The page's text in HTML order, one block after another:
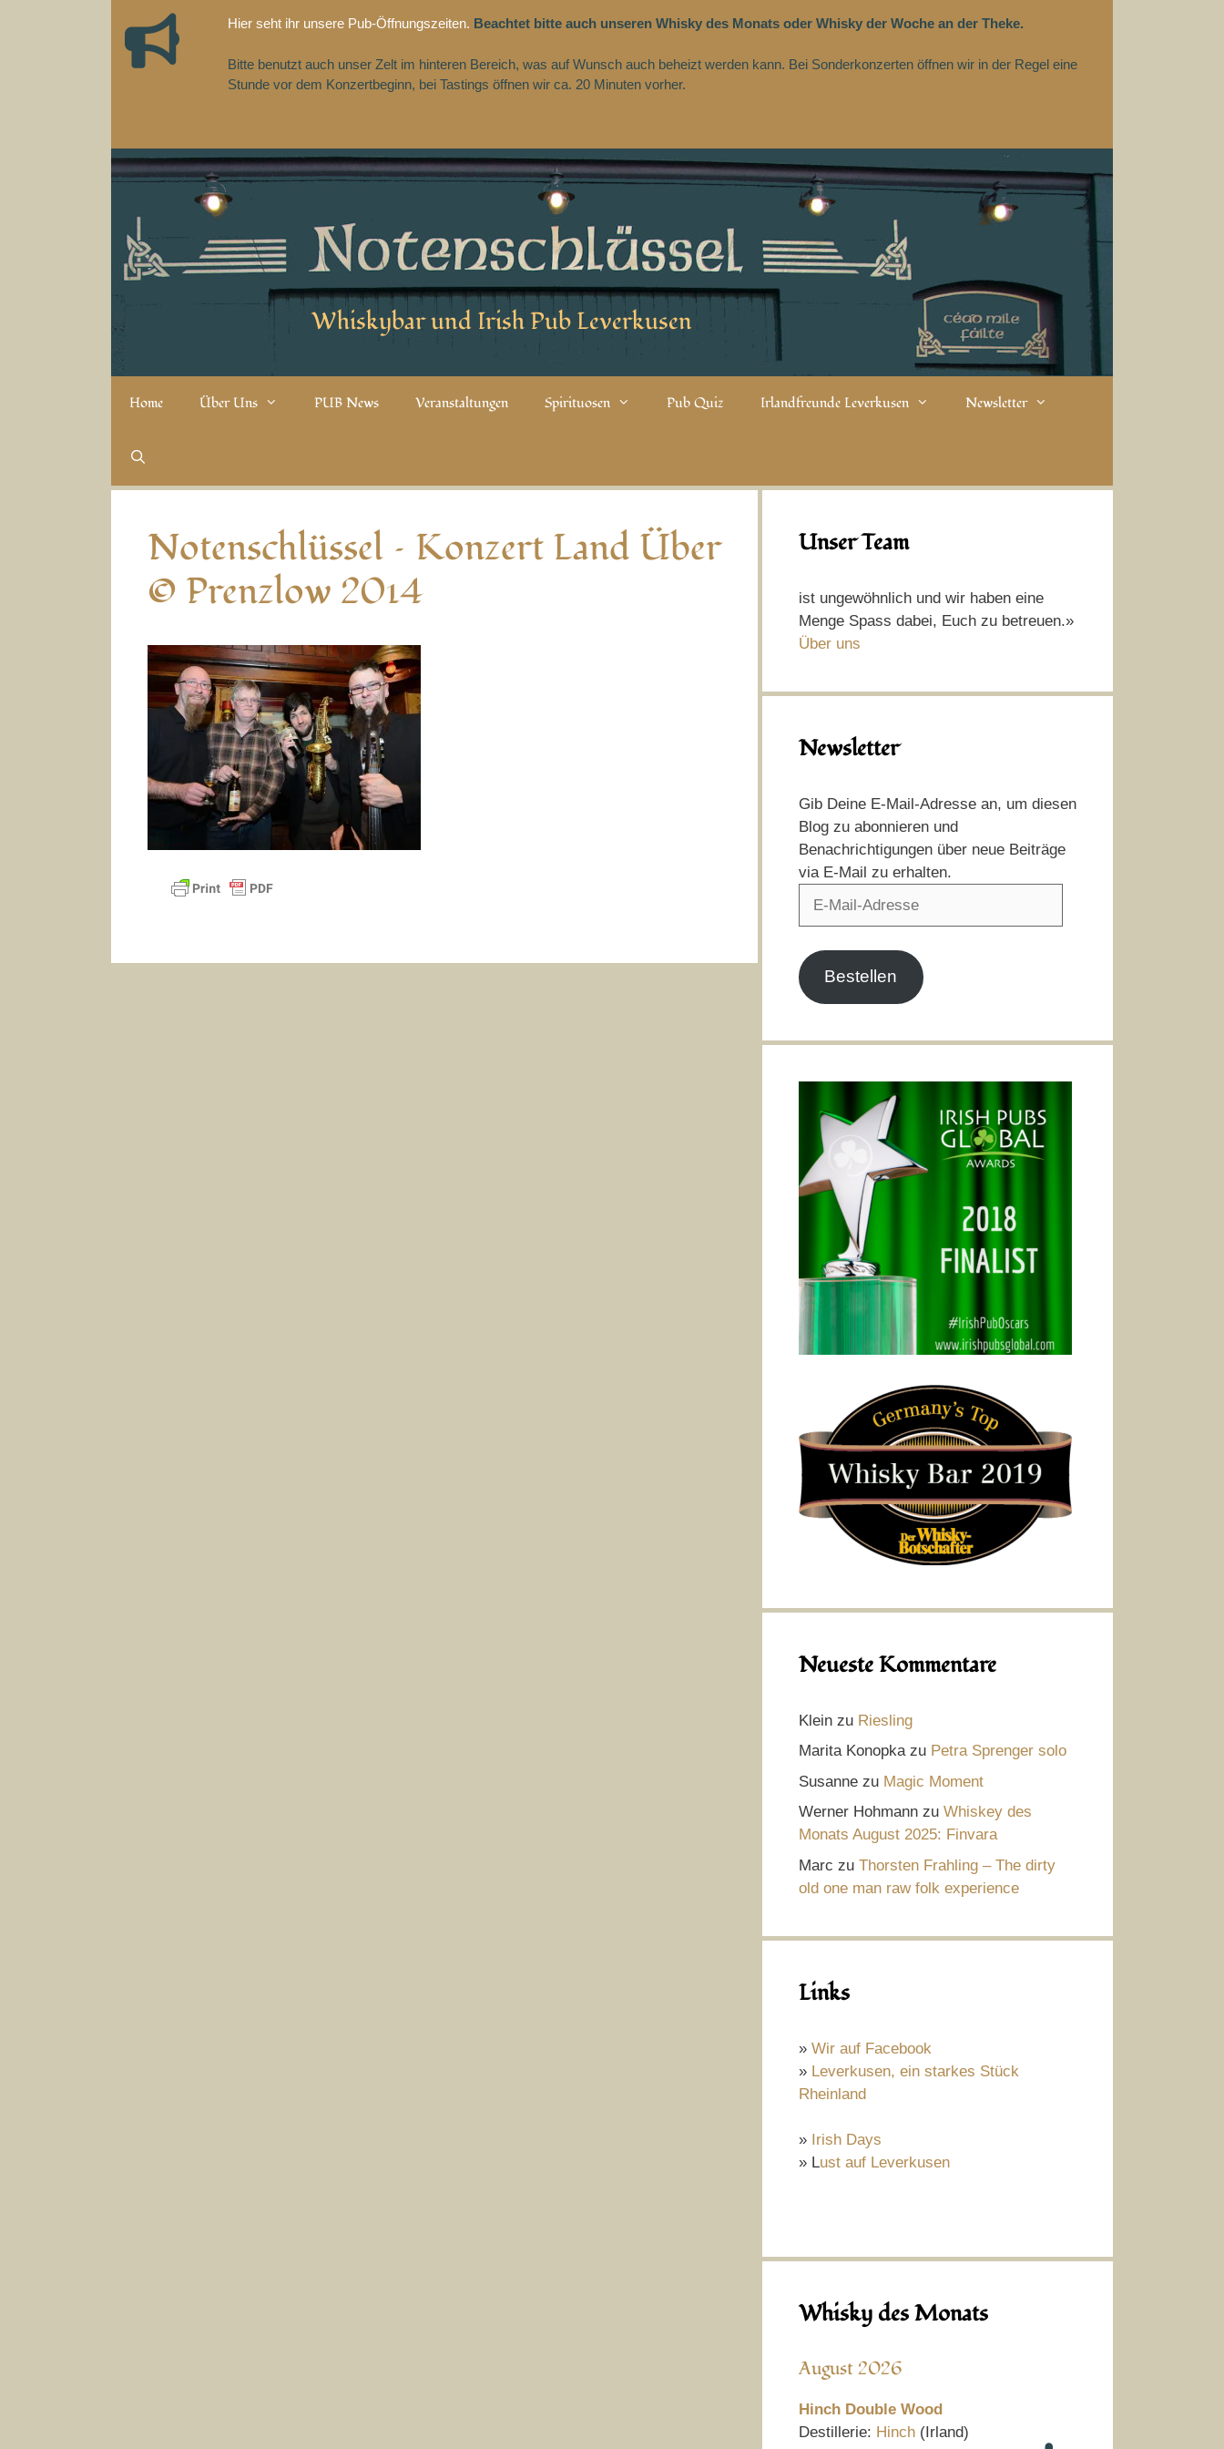
Hier seht ihr unsere Pub-Öffnungszeiten. Beachtet bitte auch unseren Whisky des Monats oder Whisky der Woche an der Theke.
Bitte benutzt auch unser Zelt im hinteren Bereich, was auf Wunsch auch beheizt werden kann. Bei Sonderkonzerten öffnen wir in der Regel eine
Stunde vor dem Konzertbeginn, bei Tastings öffnen wir ca. 20 Minuten vorher.
Whiskybar und Irish Pub Leverkusen
Home Über Uns PUB News Veranstaltungen Spirituosen Pub Quiz Irlandfreunde Leverkusen Newsletter
Notenschlüssel – Konzert Land Über
© Prenzlow 2014
Unser Team
ist ungewöhnlich und wir haben eine
Menge Spass dabei, Euch zu betreuen.»
Über uns
Newsletter
Gib Deine E-Mail-Adresse an, um diesen
Blog zu abonnieren und
Benachrichtigungen über neue Beiträge
via E-Mail zu erhalten.
Bestellen
Neueste Kommentare
Klein zu Riesling
Marita Konopkazu Petra Sprenger solo
Susanne zu Magic Moment
Werner Hohmann zu Whiskey des
Monats August 2025: Finvara
Marc zu Thorsten Frahling – The dirty
old one man raw folk experience
Links
» Wir auf Facebook
» Leverkusen, ein starkes Stück
Rheinland
» Irish Days
» Lust auf Leverkusen
Whisky des Monats
August 2026
Hinch Double Wood
Destillerie: Hinch (Irland)